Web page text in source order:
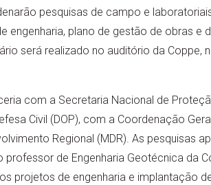
pesquisas de campo e
engenharia, plano de gestão de obras e
será realizado no auditório da Coppe,
com a Secretaria Nacional de
Civil (DOP), com a Coordenação
Regional (MDR). As pesquisas
de Engenharia Geotécnica da
projetos de engenharia e implantação